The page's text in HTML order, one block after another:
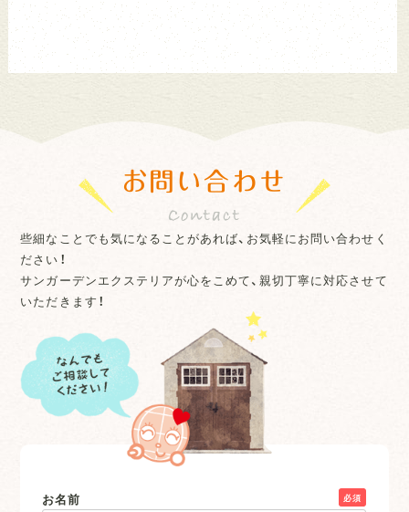
お問い合わせ
些細なことでも気になることがあれば、お気軽にお問い合わせく
ださい！
サンガーデンエクステリアが心をこめて、親切丁寧に対応させて
いただきます！
お名前 必須